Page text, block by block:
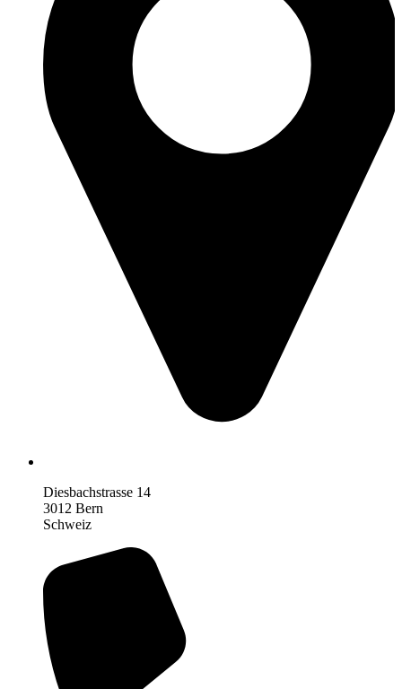
Diesbachstrasse 14
3012 Bern
Schweiz